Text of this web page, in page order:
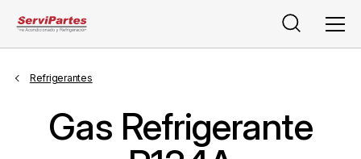
Buscar
Refrigerantes
Gas Refrigerante